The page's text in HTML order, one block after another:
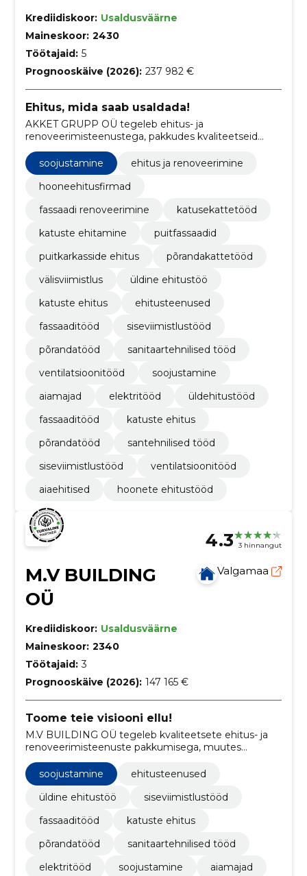
Krediidiskoor: Usaldusväärne
Maineskoor: 2430
Töötajaid: 5
Prognooskäive (2026): 237 982 €
Ehitus, mida saab usaldada!
AKKET GRUPP OÜ tegeleb ehitus- ja
renoveerimisteenustega, pakkudes kvaliteetseid
lahendusi fassaadide renoveerimisel,
katusekattetöödel, puitfassaadide ehitamisel ning
üldiste ehitus- ja remonttöödega.
soojustamine
ehitus ja renoveerimine
hooneehitusfirmad
fassaadi renoveerimine
katusekattetööd
katuste ehitamine
puitfassaadid
puitkarkasside ehitus
põrandakattetööd
välisviimistlus
üldine ehitustöö
katuste ehitus
ehitusteenused
fassaaditööd
siseviimistlustööd
põrandatööd
sanitaartehnilised tööd
ventilatsioonitööd
soojustamine
aiamajad
elektritööd
üldehitustööd
fassaaditööd
katuste ehitus
põrandatööd
santehnilised tööd
siseviimistlustööd
ventilatsioonitööd
aiaehitised
hoonete ehitustööd
4.3 3 hinnangut
M.V BUILDING
OÜ
Valgamaa
Krediidiskoor: Usaldusväärne
Maineskoor: 2340
Töötajaid: 3
Prognooskäive (2026): 147 165 €
Toome teie visiooni ellu!
M.V BUILDING OÜ tegeleb kvaliteetsete ehitus- ja
renoveerimisteenuste pakkumisega, muutes
soojustamine
ehitusteenused
üldine ehitustöö
siseviimistlustööd
fassaaditööd
katuste ehitus
põrandatööd
sanitaartehnilised tööd
elektritööd
soojustamine aiamajad